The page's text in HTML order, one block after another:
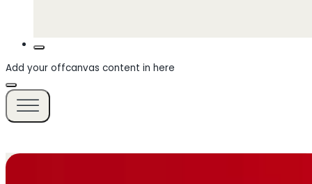
Add your offcanvas content in here